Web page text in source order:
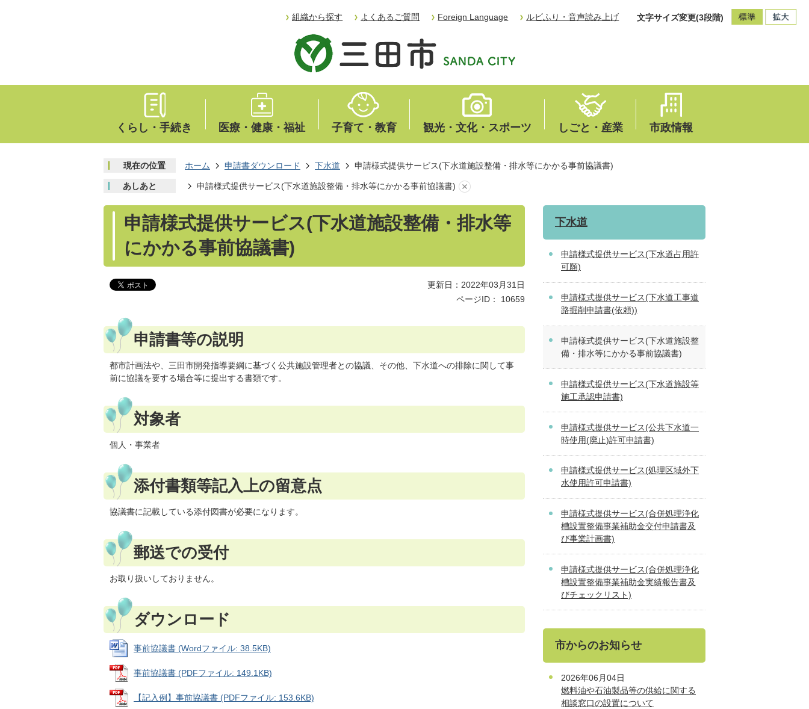
組織から探す よくあるご質問 Foreign Language ルビふり・音声読み上げ 文字サイズ変更(3段階)
くらし・手続き 医療・健康・福祉 子育て・教育 観光・文化・スポーツ しごと・産業 市政情報
現在の位置 ホーム 申請書ダウンロード 下水道 申請様式提供サービス(下水道施設整備・排水等にかかる事前協議書)
あしあと 申請様式提供サービス(下水道施設整備・排水等にかかる事前協議書)
申請様式提供サービス(下水道施設整備・排水等
にかかる事前協議書)
更新日：2022年03月31日
ページID：
10659
申請書等の説明
都市計画法や、三田市開発指導要綱に基づく公共施設管理者との協議、その他、下水道への排除に関して事
前に協議を要する場合等に提出する書類です。
対象者
個人・事業者
添付書類等記入上の留意点
協議書に記載している添付図書が必要になります。
郵送での受付
お取り扱いしておりません。
ダウンロード
事前協議書 (Wordファイル: 38.5KB)
事前協議書 (PDFファイル: 149.1KB)
【記入例】事前協議書 (PDFファイル: 153.6KB)
下水道
申請様式提供サービス(下水道占用許
可願)
申請様式提供サービス(下水道工事道
路掘削申請書(依頼))
申請様式提供サービス(下水道施設整
備・排水等にかかる事前協議書)
申請様式提供サービス(下水道施設等
施工承認申請書)
申請様式提供サービス(公共下水道一
時使用(廃止)許可申請書)
申請様式提供サービス(処理区域外下
水使用許可申請書)
申請様式提供サービス(合併処理浄化
槽設置整備事業補助金交付申請書及
び事業計画書)
申請様式提供サービス(合併処理浄化
槽設置整備事業補助金実績報告書及
びチェックリスト)
市からのお知らせ
2026年06月04日
燃料油や石油製品等の供給に関する
相談窓口の設置について